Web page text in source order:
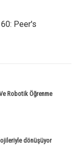
Peer's
Robotik Öğrenme
dönüşüyor